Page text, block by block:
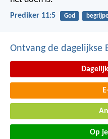
Prediker 11:5 God
Ontvang de dagelijkse
Op